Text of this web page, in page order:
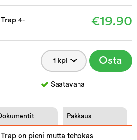
4-
€19.90
Osta
Saatavana
Pakkaus
on pieni mutta tehokas